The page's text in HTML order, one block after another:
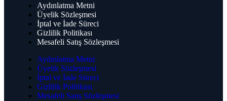
Grundig 81 cm (32") Monitör
Grundig 109 cm (43") Monitör
Teltonika
Teltonika Switch
Teltonika 4 Port Switch
Teltonika 5 Port Switch
Teltonika 8 Port Switch
Aydınlatma Metni
Üyelik Sözleşmesi
İptal ve İade Süreci
Gizlilik Politikası
Mesafeli Satış Sözleşmesi
Aydınlatma Metni
Üyelik Sözleşmesi
İptal ve İade Süreci
Gizlilik Politikası
Mesafeli Satış Sözleşmesi